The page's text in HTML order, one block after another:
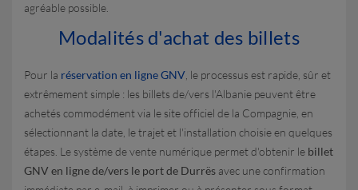
agréable possible.
Modalités d'achat des billets
Pour la réservation en ligne GNV , le processus est rapide, sûr et
extrêmement simple : les billets de/vers l'Albanie peuvent être
achetés commodément via le site officiel de la Compagnie, en
sélectionnant la date, le trajet et l'installation choisie en quelques
étapes. Le système de vente numérique permet d'obtenir le billet
GNV en ligne de/vers le port de Durrës avec une confirmation